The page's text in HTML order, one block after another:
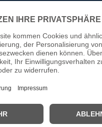
eigens entwickelte
und ein gänzlich
des speziellen Aufbaus
den Ladler 8000 zum
der Gesamt-
stabiles Laufverhalten